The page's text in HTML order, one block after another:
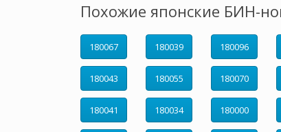
Похожие японские БИН-
180067 180039 180096
180043 180055 180070
180041 180034 180000